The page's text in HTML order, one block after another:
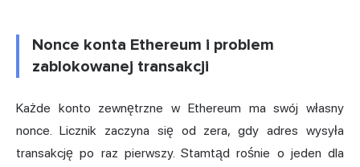
Nonce konta Ethereum i problem
zablokowanej transakcji
Każde konto zewnętrzne w Ethereum ma swój własny
nonce. Licznik zaczyna się od zera, gdy adres wysyła
transakcję po raz pierwszy. Stamtąd rośnie o jeden dla